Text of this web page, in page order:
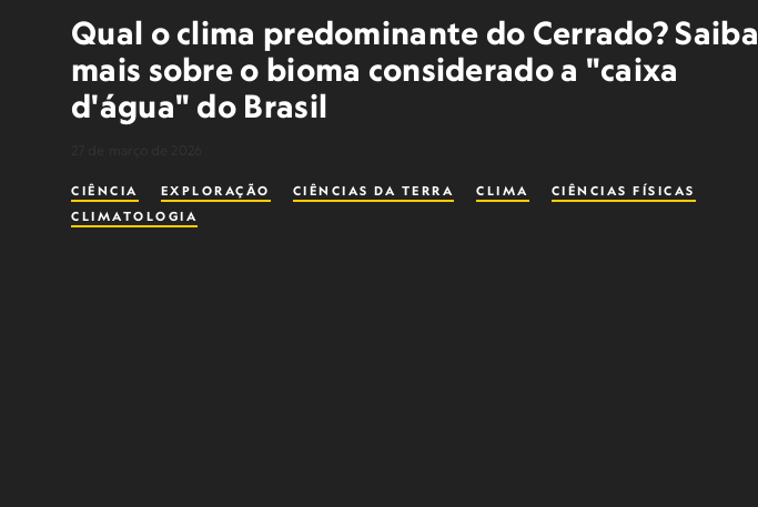
Qual o clima predominante do Cerrado? Saiba
mais sobre o bioma considerado a "caixa
d'água" do Brasil
CIÊNCIA EXPLORAÇÃO CIÊNCIAS DA TERRA CLIMA
CIÊNCIAS FÍSICAS
CLIMATOLOGIA